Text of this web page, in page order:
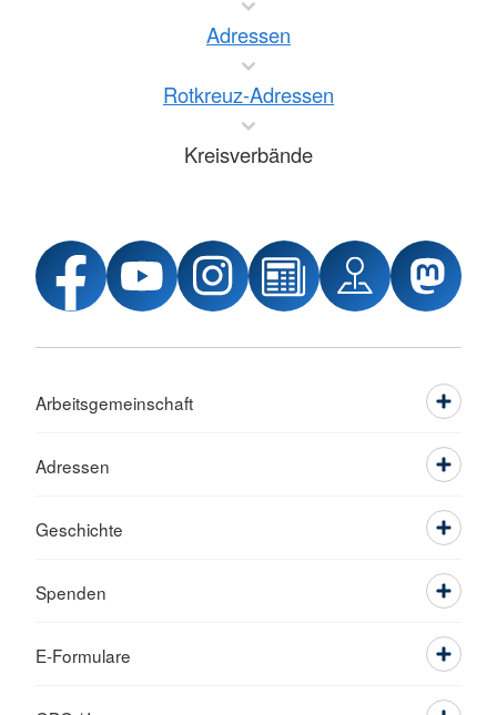
Adressen
Rotkreuz-Adressen
Kreisverbände
Arbeitsgemeinschaft
Adressen
Geschichte
Spenden
E-Formulare